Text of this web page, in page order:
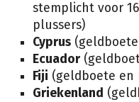
stemplicht voor
plussers)
Cyprus
Ecuador
Fiji (geldboete en
Griekenland